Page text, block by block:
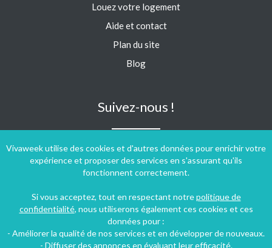
Vivaweek utilise des cookies et d'autres données pour enrichir votre
expérience et proposer des services en s'assurant qu'ils
fonctionnent correctement.
Si vous acceptez, tout en respectant notrepolitique de
confidentialité, nous utiliserons également ces cookies et ces
données pour :
- Améliorer la qualité de nos services et en développer de nouveaux.
- Diffuser des annonces en évaluant leur efficacité.
Louez votre logement
Aide et contact
Plan du site
Blog
Suivez-nous !